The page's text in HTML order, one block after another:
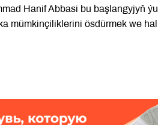
Hanif Abbasi bu başlangyjyň
mümkinçiliklerini ösdürmek we